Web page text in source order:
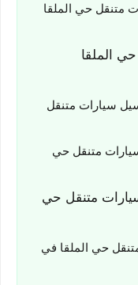
متنقل حي الملقا
الملقا
سيارات متنقل
سيارات متنقل حي
متنقل حي
حي الملقا في